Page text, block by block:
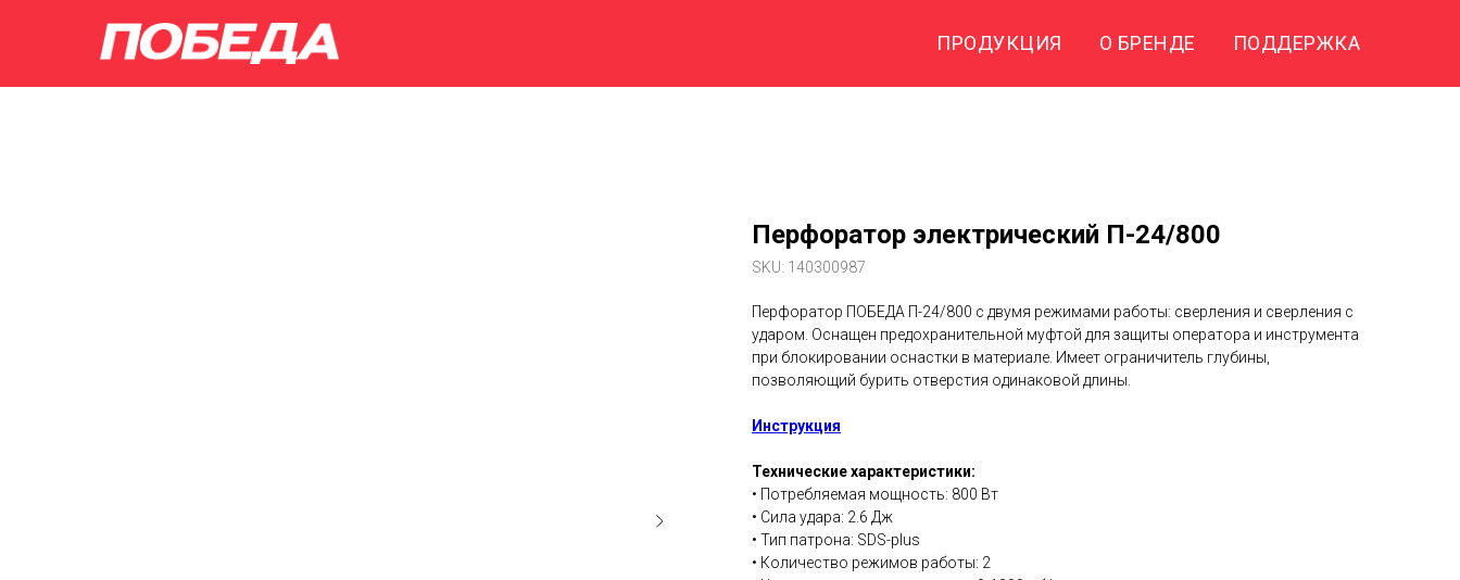
ПРОДУКЦИЯ О БРЕНДЕ ПОДДЕРЖКА
Перфоратор электрический П-24/800
SKU: 140300987
Перфоратор ПОБЕДА П-24/800 с двумя режимами работы: сверления и сверления с
ударом. Оснащен предохранительной муфтой для защиты оператора и инструмента
при блокировании оснастки в материале. Имеет ограничитель глубины,
позволяющий бурить отверстия одинаковой длины.
Инструкция
Технические характеристики:
• Потребляемая мощность: 800 Вт
• Сила удара: 2.6 Дж
• Тип патрона: SDS-plus
• Количество режимов работы: 2